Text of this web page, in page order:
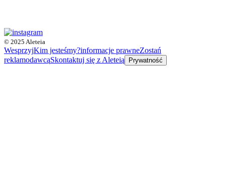
© 2025 Aleteia
WesprzyjKim jesteśmy?informacje prawneZostań
reklamodawcąSkontaktuj się z Aleteią Prywatność